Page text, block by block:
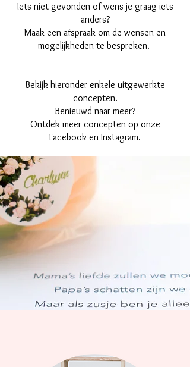
Iets niet gevonden of wens je graag iets
anders?
Maak een afspraak om de wensen en
mogelijkheden te bespreken.
Bekijk hieronder enkele uitgewerkte
concepten.
Benieuwd naar meer?
Ontdek meer concepten op onze
Facebook en Instagram.